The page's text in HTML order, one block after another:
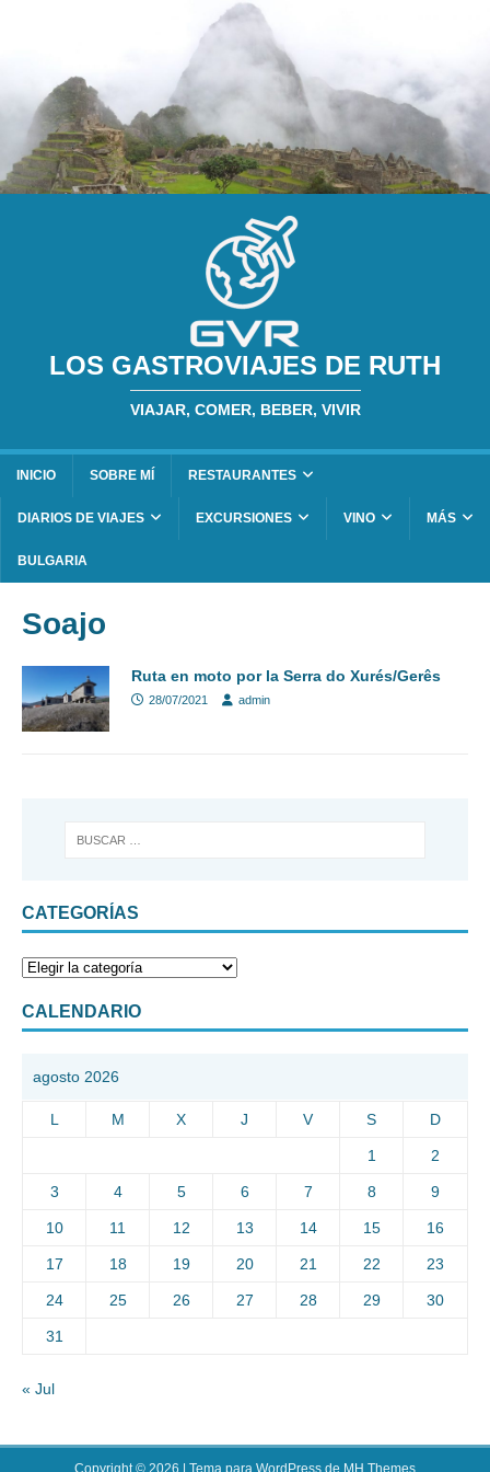
LOS GASTROVIAJES DE RUTH
VIAJAR, COMER, BEBER, VIVIR
INICIO SOBRE MÍ RESTAURANTES
DIARIOS DE VIAJES EXCURSIONES VINO MÁS
BULGARIA
Soajo
Ruta en moto por la Serra do Xurés/Gerês
28/07/2021 admin
CATEGORÍAS
CALENDARIO
agosto 2026
L M X J V S D
1 2
3 4 5 6 7 8 9
10 11 12 13 14 15 16
17 18 19 20 21 22 23
24 25 26 27 28 29 30
31
« Jul
Copyright © 2026 | Tema para WordPress de MH Themes